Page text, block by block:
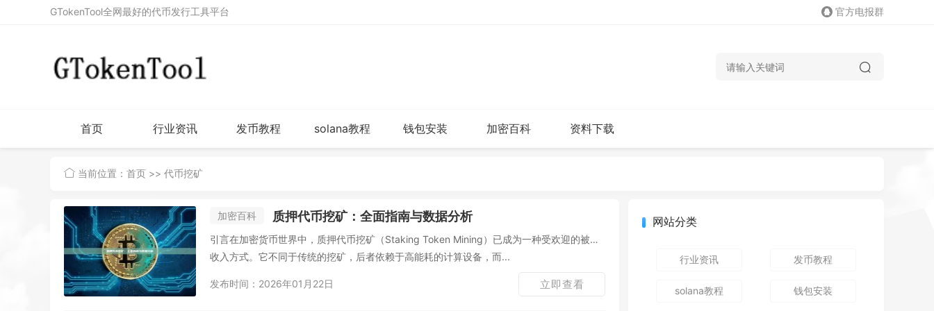
GTokenTool全网最好的代币发行工具平台 官方电报群
首页 行业资讯 发币教程 solana教程 钱包安装 加密百科 资料下载
当前位置： 首页 >> 代币挖矿
加密百科 质押代币挖矿：全面指南与数据分析
引言在加密货币世界中，质押代币挖矿（Staking Token Mining）已成为一种受欢迎的被动
收入方式。它不同于传统的挖矿，后者依赖于高能耗的计算设备，而...
发布时间：2026年01月22日 立即查看
网站分类
行业资讯 发币教程
solana教程 钱包安装